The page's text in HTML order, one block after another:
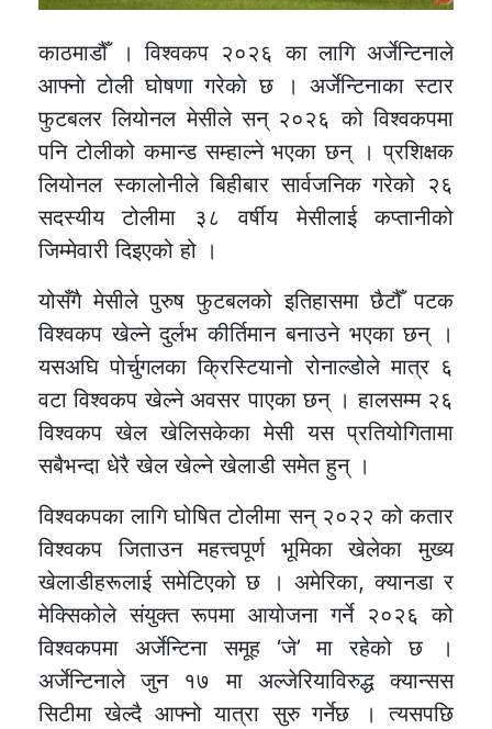
काठमाडौँ । विश्वकप २०२६ का लागि अर्जेन्टिनाले
आफ्नाे टोली घोषणा गरेकाे छ । अर्जेन्टिनाका स्टार
फुटबलर लियोनल मेसीले सन् २०२६ को विश्वकपमा
पनि टोलीको कमान्ड सम्हाल्ने भएका छन् । प्रशिक्षक
लियोनल स्कालोनीले बिहीबार सार्वजनिक गरेको २६
सदस्यीय टोलीमा ३८ वर्षीय मेसीलाई कप्तानीको
जिम्मेवारी दिइएको हो ।
योसँगै मेसीले पुरुष फुटबलको इतिहासमा छैटौँ पटक
विश्वकप खेल्ने दुर्लभ कीर्तिमान बनाउने भएका छन् ।
यसअघि पोर्चुगलका क्रिस्टियानो रोनाल्डोले मात्र ६
वटा विश्वकप खेल्ने अवसर पाएका छन् । हालसम्म २६
विश्वकप खेल खेलिसकेका मेसी यस प्रतियोगितामा
सबैभन्दा धेरै खेल खेल्ने खेलाडी समेत हुन् ।
विश्वकपका लागि घोषित टोलीमा सन् २०२२ को कतार
विश्वकप जिताउन महत्त्वपूर्ण भूमिका खेलेका मुख्य
खेलाडीहरूलाई समेटिएको छ । अमेरिका, क्यानडा र
मेक्सिकोले संयुक्त रूपमा आयोजना गर्ने २०२६ को
विश्वकपमा अर्जेन्टिना समूह ‘जे’ मा रहेको छ ।
अर्जेन्टिनाले जुन १७ मा अल्जेरियाविरुद्ध क्यान्सस
सिटीमा खेल्दै आफ्नो यात्रा सुरु गर्नेछ । त्यसपछि